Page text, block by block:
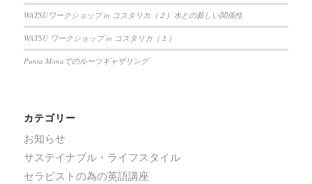
WATSUワークショップ in コスタリカ（２）水との新しい関係性
WATSU ワークショップ in コスタリカ（１）
Punta Monaでのルーツギャザリング
カテゴリー
お知らせ
サステイナブル・ライフスタイル
セラピストの為の英語講座